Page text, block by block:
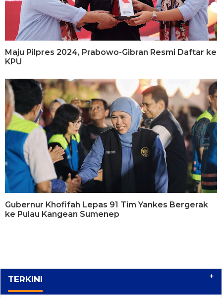
Maju Pilpres 2024, Prabowo-Gibran Resmi Daftar ke
KPU
Gubernur Khofifah Lepas 91 Tim Yankes Bergerak
ke Pulau Kangean Sumenep
TERKINI +